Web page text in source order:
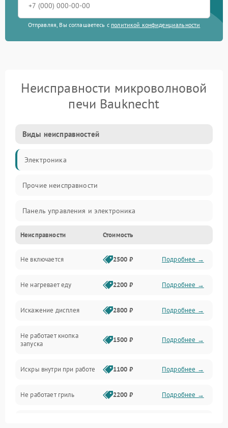
Отправляя, Вы соглашаетесь с политикой конфиденциальности
Неисправности микроволновой
печи Bauknecht
Виды неисправностей
Электроника
Прочие неисправности
Панель управления и электроника
Дверца и корпус
Механика и внутренние элементы
Механические повреждения
Питание и запуск
Нагрев и приготовление
Программное обеспечение
Неисправности Стоимость
Не включается 2500 ₽ Подробнее →
Не нагревает еду 2200 ₽ Подробнее →
Искажение дисплея 2800 ₽ Подробнее →
Не работает кнопка
запуска
1500 ₽ Подробнее →
Искры внутри при работе 1100 ₽ Подробнее →
Не работает гриль 2200 ₽ Подробнее →